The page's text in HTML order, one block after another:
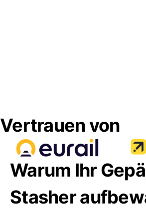
Vertrauen von
Warum Ihr
Stasher